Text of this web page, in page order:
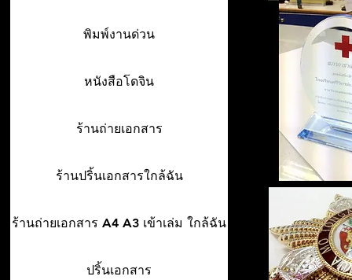
พิมพ์งานด่วน
หนังสือโดจิน
ร้านถ่ายเอกสาร
ร้านปริ้นเอกสารใกล้ฉัน
ร้านถ่ายเอกสาร A4 A3 เข้าเล่ม ใกล้ฉัน
ปริ้นเอกสาร